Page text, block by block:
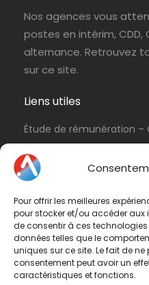
Pour offrir les meilleures
pour stocker et/ou accéder aux
de consentir à ces
données telles que le
uniques sur ce site. Le fait de
consentement peut avoir un
caractéristiques et fonctions.
Paris (75)
Nos agences vous
postes en intérim, CDD,
alternance. Retrouvez
sur ce site.
Liens utiles
Étude de rémunération –
Conditions d’utilisation &
confidentialité
Conditions générales de
Contactez-nous
Vous avez une question